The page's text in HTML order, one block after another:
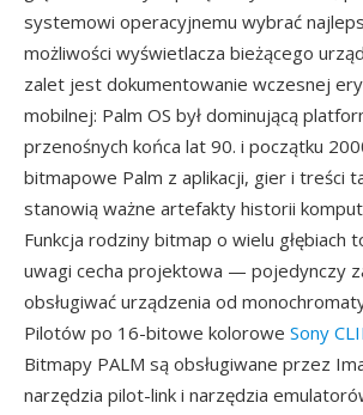
systemowi operacyjnemu wybrać
możliwości wyświetlacza bieżącego
zalet jest dokumentowanie wczesnej
mobilnej: Palm OS był dominującą
przenośnych końca lat 90. i początku
bitmapowe Palm z aplikacji, gier i treści
stanowią ważne artefakty historii
Funkcja rodziny bitmap o wielu głębiach
uwagi cecha projektowa — pojedynczy
obsługiwać urządzenia od
Pilotów po 16-bitowe kolorowe Sony
Bitmapy PALM są obsługiwane przez
narzędzia pilot-link i narzędzia